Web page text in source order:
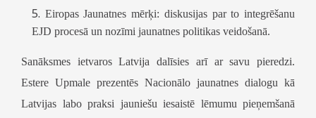
Eiropas Jaunatnes mērķi: diskusijas par to integrēšanu
EJD procesā un nozīmi jaunatnes politikas veidošanā.
Sanāksmes ietvaros Latvija dalīsies arī ar savu pieredzi.
Estere Upmale prezentēs Nacionālo jaunatnes dialogu kā
Latvijas labo praksi jauniešu iesaistē lēmumu pieņemšanā